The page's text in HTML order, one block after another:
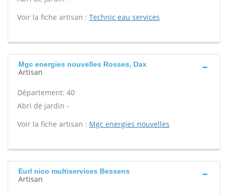
Voir la fiche artisan : Technic eau services
Mgc energies nouvelles Rosses, Dax
Artisan
Département: 40
Abri de jardin -
Voir la fiche artisan : Mgc energies nouvelles
Eurl nico multiservices Bessens
Artisan